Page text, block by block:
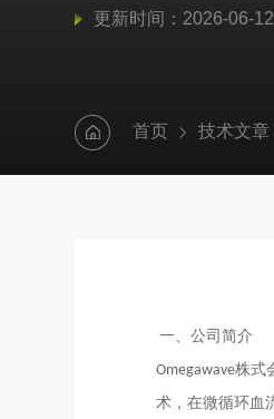
更新时间：2026-06-12
首页 技术文章
一、公司简介
Omegawave株式
术，在微循环血